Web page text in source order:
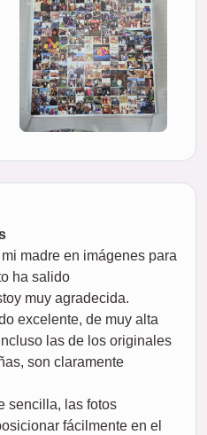
madre en imágenes para
ha salido
muy agradecida.
excelente, de muy alta
las de los originales
son claramente
sencilla, las fotos
fácilmente en el